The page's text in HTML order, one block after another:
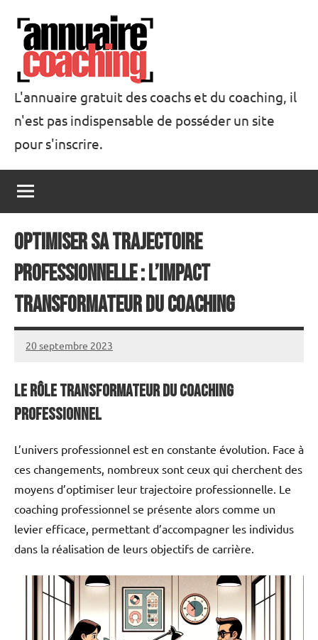
contenu
Annuaire
Coaching
L'annuaire gratuit des coachs et du coaching, il
n'est pas indispensable de posséder un site
pour s'inscrire.
Optimiser sa Trajectoire
Professionnelle : L’Impact
Transformateur du Coaching
20 septembre 2023
annuairecoaching
Le rôle transformateur du coaching
professionnel
L’univers professionnel est en constante évolution. Face à
ces changements, nombreux sont ceux qui cherchent des
moyens d’optimiser leur trajectoire professionnelle. Le
coaching professionnel se présente alors comme un
levier efficace, permettant d’accompagner les individus
dans la réalisation de leurs objectifs de carrière.